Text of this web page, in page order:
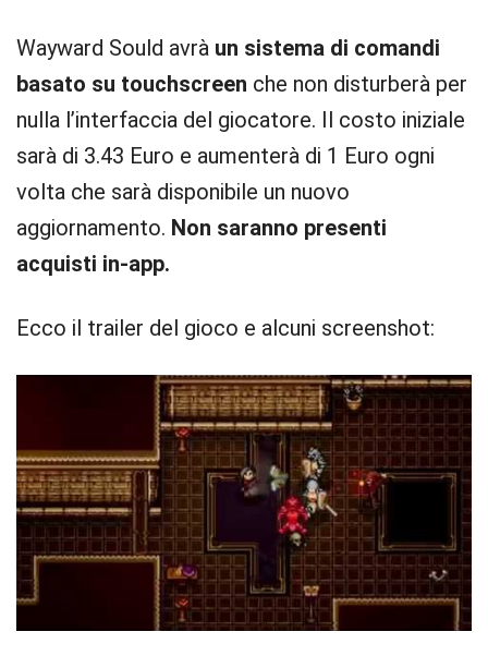
Wayward Sould avrà un sistema di comandi
basato su touchscreen che non disturberà per
nulla l’interfaccia del giocatore. Il costo iniziale
sarà di 3.43 Euro e aumenterà di 1 Euro ogni
volta che sarà disponibile un nuovo
aggiornamento. Non saranno presenti
acquisti in-app.
Ecco il trailer del gioco e alcuni screenshot: